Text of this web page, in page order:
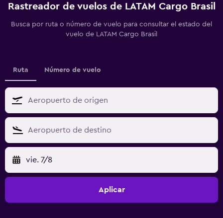
Rastreador de vuelos de LATAM Cargo Brasil
Busca por ruta o número de vuelo para consultar el estado del
vuelo de LATAM Cargo Brasil
Ruta Número de vuelo
vie. 7/8
Aplicar